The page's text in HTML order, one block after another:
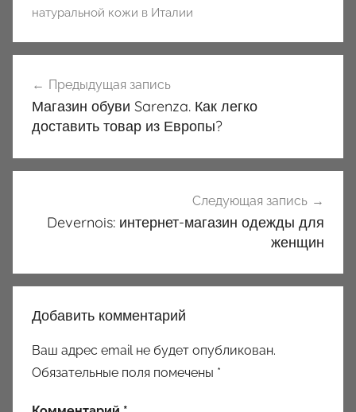
натуральной кожи в Италии
по
записям
Предыдущая запись
Магазин обуви Sarenza. Как легко
доставить товар из Европы?
Следующая запись
Devernois: интернет-магазин одежды для
женщин
Добавить комментарий
Ваш адрес email не будет опубликован.
Обязательные поля помечены *